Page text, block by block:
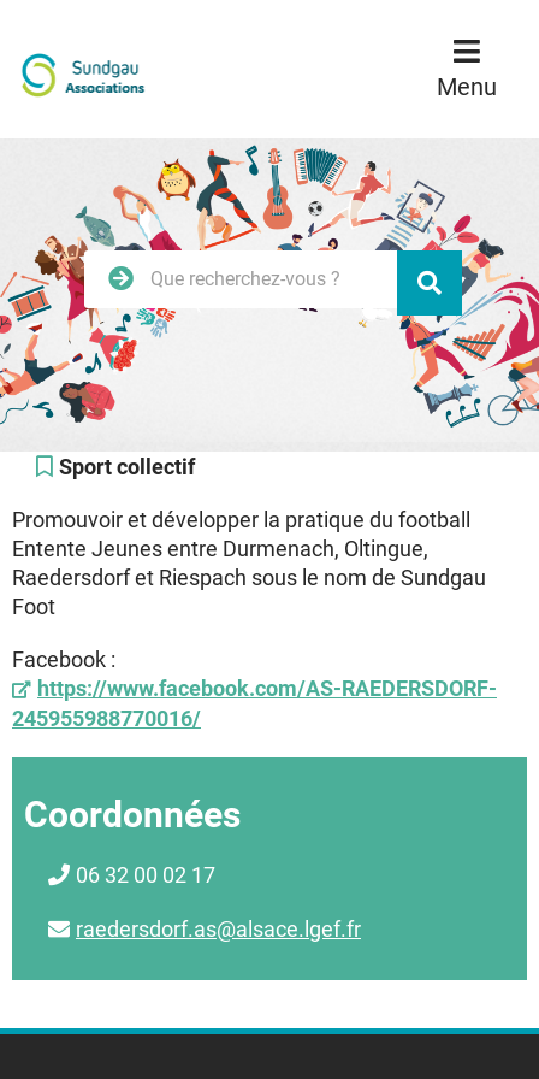
Menu
Rechercher
sur
le
site
Valider
Sport collectif
Promouvoir et développer la pratique du football
Entente Jeunes entre Durmenach, Oltingue,
Raedersdorf et Riespach sous le nom de Sundgau
Foot
Facebook :
https://www.facebook.com/AS-RAEDERSDORF-
245955988770016/
Coordonnées
06 32 00 02 17
raedersdorf.as@alsace.lgef.fr